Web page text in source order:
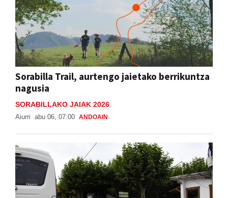
Sorabilla Trail, aurtengo jaietako berrikuntza
nagusia
SORABILLAKO JAIAK 2026
Aiurri abu 06, 07:00 ANDOAIN